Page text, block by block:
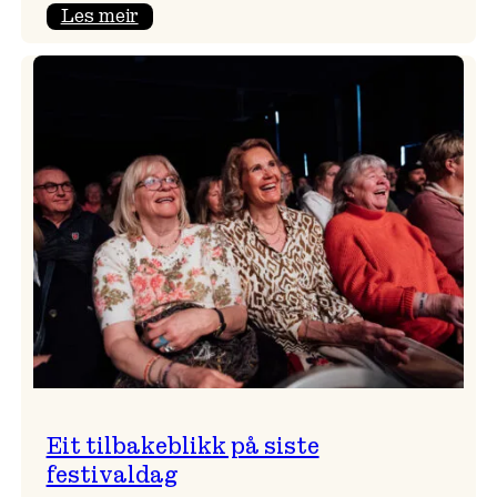
Les meir:
Eit tilbakeblikk på siste
festivaldag